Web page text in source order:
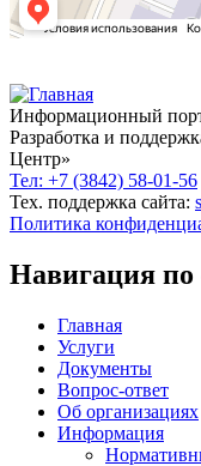
Информационный
Разработка и
Центр»
Тел: +7 (3842) 58-01-56
Тех. поддержка сайта:
Политика
Навигация по
Главная
Услуги
Документы
Вопрос-ответ
Об организациях
Информация